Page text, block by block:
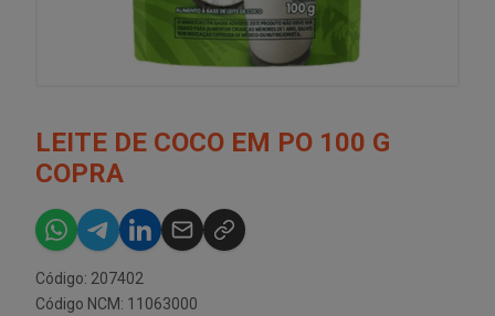
LEITE DE COCO EM PO 100 G
COPRA
Código: 207402
Código NCM: 11063000